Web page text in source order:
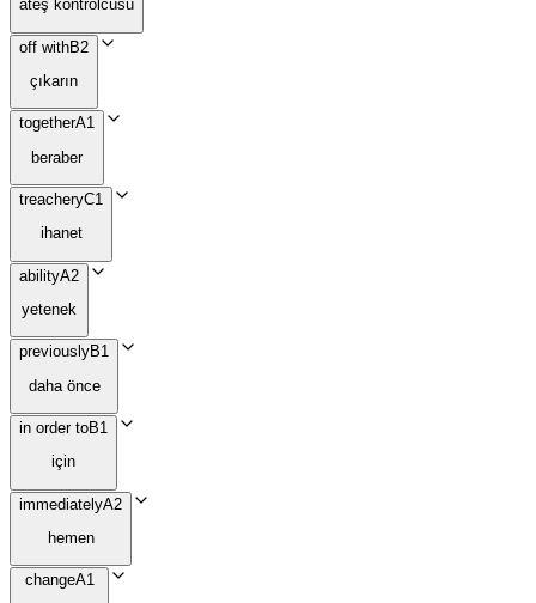
ateş kontrolcüsü
off withB2
çıkarın
togetherA1
beraber
treacheryC1
ihanet
abilityA2
yetenek
previouslyB1
daha önce
in order toB1
için
immediatelyA2
hemen
changeA1